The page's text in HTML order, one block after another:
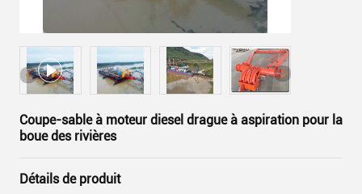
Coupe-sable à moteur diesel drague à aspiration pour la
boue des rivières
Détails de produit